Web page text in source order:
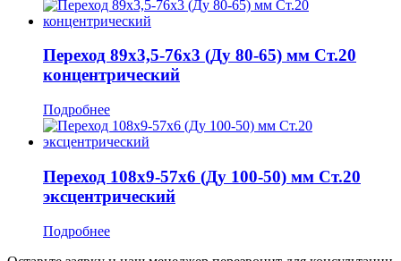
Переход 89x3,5-76x3 (Ду 80-65) мм Ст.20
концентрический
Подробнее
Переход 108x9-57x6 (Ду 100-50) мм Ст.20
эксцентрический
Подробнее